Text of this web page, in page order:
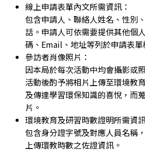
線上申請表單內文所需資訊：
包含申請人、聯絡人姓名、性別
話。申請人可依需要提供其他個
碼、Email、地址等列於申請表單
參訪者肖像照片：
因本局於每次活動中均會攝影或
活動後酌予將相片上傳至環境教
及傳達學習環保知識的喜悅，而
片。
環境教育及研習時數證明所需資
包含身分證字號及對應人員名稱
上傳環教時數之佐證資訊。